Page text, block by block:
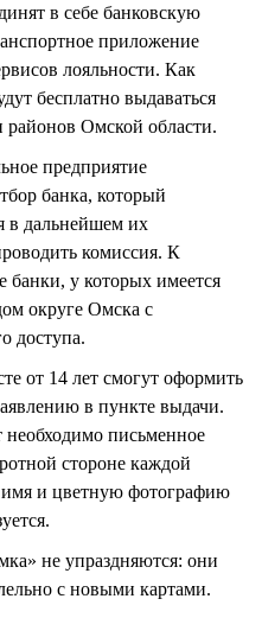
в себе банковскую
приложение
лояльности. Как
бесплатно выдаваться
Омской области.
предприятие
банка, который
в дальнейшем их
комиссия. К
банки, у которых имеется
округе Омска с
доступа.
от 14 лет смогут оформить
в пункте выдачи.
необходимо письменное
стороне каждой
имя и цветную фотографию
не упраздняются: они
с новыми картами.